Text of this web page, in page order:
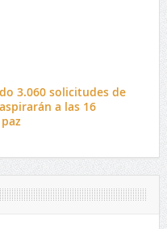
3.060 solicitudes de
a las 16